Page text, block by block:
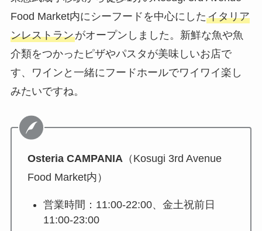
Food Market内にシーフードを中心にしたイタリア
ンレストランがオープンしました。新鮮な魚や魚
介類をつかったピザやパスタが美味しいお店で
す、ワインと一緒にフードホールでワイワイ楽し
みたいですね。
Osteria CAMPANIA （Kosugi 3rd Avenue
Food Market内）
営業時間：11:00-22:00、金土祝前日
11:00-23:00